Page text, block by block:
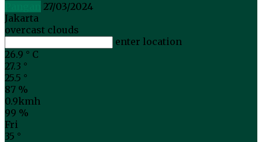
27/03/2024
Jakarta
overcast clouds
enter location
26.9 ° C
27.3 °
25.5 °
87 %
0.9kmh
99 %
Fri
35 °